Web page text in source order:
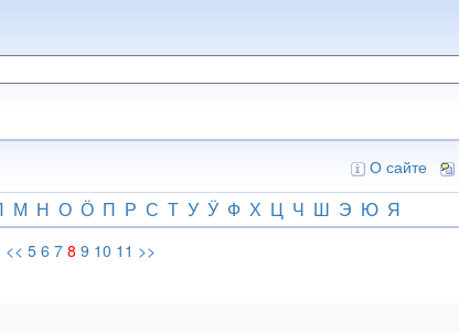
О сайте
М Н О Ӧ П Р С Т У Ӱ Ф Х Ц Ч Ш Э Ю Я
<< 5 6 7 8 9 10 11 >>